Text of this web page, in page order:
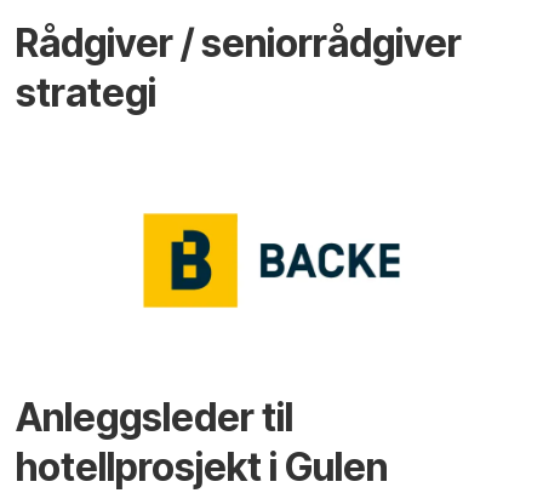
Rådgiver / seniorrådgiver
strategi
Anleggsleder til
hotellprosjekt i Gulen